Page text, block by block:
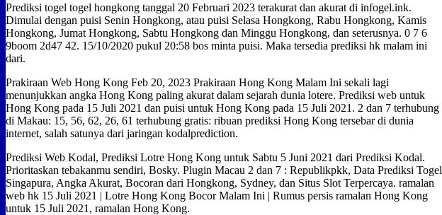
Prediksi togel togel hongkong tanggal 20 Februari 2023 terakurat dan akurat di infogel.ink.
Dimulai dengan puisi Senin Hongkong, atau puisi Selasa Hongkong, Rabu Hongkong, Kamis
Hongkong, Jumat Hongkong, Sabtu Hongkong dan Minggu Hongkong, dan seterusnya. 0 7 6
9boom 2d47 42. 15/10/2020 pukul 20:58 bos minta puisi. Maka tersedia prediksi hk malam ini
dari.
Prakiraan Web Hong Kong Feb 20, 2023 Prakiraan Hong Kong Malam Ini sekali lagi
menunjukkan angka Hong Kong paling akurat dalam sejarah dunia lotere. Prediksi web untuk
Hong Kong pada 15 Juli 2021 dan puisi untuk Hong Kong pada 15 Juli 2021. 2 dan 7 terhubung
di Makau: 15, 56, 62, 26, 61 terhubung gratis: ribuan prediksi Hong Kong tersebar di dunia
internet, salah satunya dari jaringan kodalprediction.
Prediksi Web Kodal, Prediksi Lotre Hong Kong untuk Sabtu 5 Juni 2021 dari Prediksi Kodal.
Prioritaskan tebakanmu sendiri, Bosky. Plugin Macau 2 dan 7 : Republikpkk, Data Prediksi Togel
Singapura, Angka Akurat, Bocoran dari Hongkong, Sydney, dan Situs Slot Terpercaya. ramalan
web hk 15 Juli 2021 | Lotre Hong Kong Bocor Malam Ini | Rumus persis ramalan Hong Kong
untuk 15 Juli 2021, ramalan Hong Kong.